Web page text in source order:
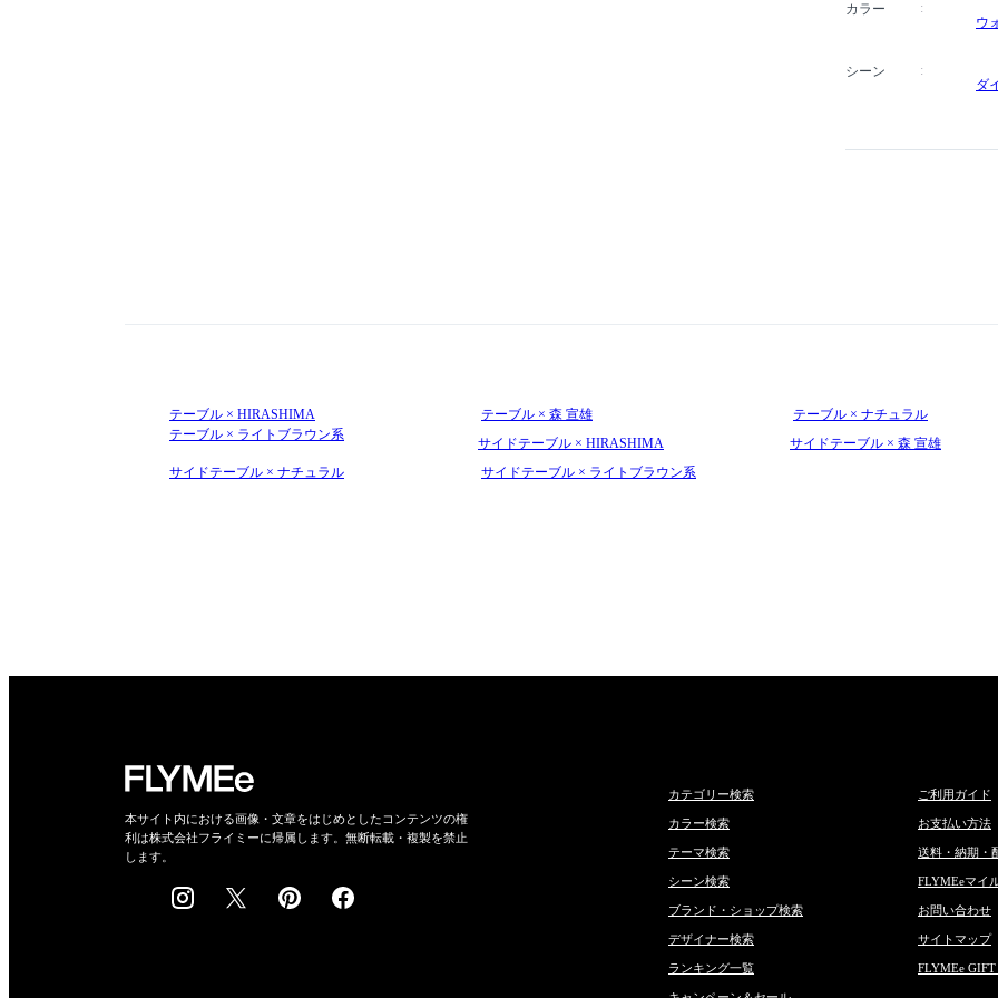
カラー
ウ
シーン
ダ
テーブル × HIRASHIMA テーブル × 森 宣雄
テーブル × ナチュラル
テーブル × ライトブラウン系
サイドテーブル × HIRASHIMA
サイドテーブル × 森 宣雄
サイドテーブル × ナチュラル
サイドテーブル × ライトブラウン系
本サイト内における画像・文章をはじめとしたコンテンツの権
利は株式会社フライミーに帰属します。無断転載・複製を禁止
します。
カテゴリー検索
カラー検索
テーマ検索
シーン検索
ブランド・ショップ検索
デザイナー検索
ランキング一覧
ご利用ガイド
お支払い方法
送料・納期・
FLYMEeマイ
お問い合わせ
サイトマップ
FLYMEe